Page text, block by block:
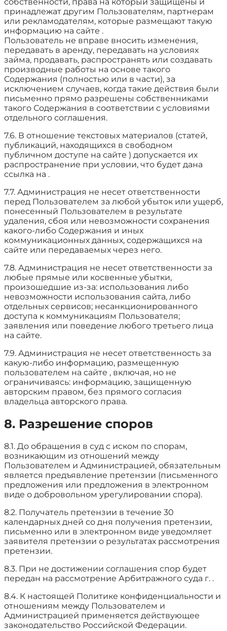
принадлежат другим Пользователям, партнерам
или рекламодателям, которые размещают такую
информацию на сайте .
Пользователь не вправе вносить изменения,
передавать в аренду, передавать на условиях
займа, продавать, распространять или создавать
производные работы на основе такого
Содержания (полностью или в части), за
исключением случаев, когда такие действия были
письменно прямо разрешены собственниками
такого Содержания в соответствии с условиями
отдельного соглашения.
7.6. В отношение текстовых материалов (статей,
публикаций, находящихся в свободном
публичном доступе на сайте ) допускается их
распространение при условии, что будет дана
ссылка на .
7.7. Администрация не несет ответственности
перед Пользователем за любой убыток или ущерб,
понесенный Пользователем в результате
удаления, сбоя или невозможности сохранения
какого-либо Содержания и иных
коммуникационных данных, содержащихся на
сайте или передаваемых через него.
7.8. Администрация не несет ответственности за
любые прямые или косвенные убытки,
произошедшие из-за: использования либо
невозможности использования сайта, либо
отдельных сервисов; несанкционированного
доступа к коммуникациям Пользователя;
заявления или поведение любого третьего лица
на сайте.
7.9. Администрация не несет ответственность за
какую-либо информацию, размещенную
пользователем на сайте , включая, но не
ограничиваясь: информацию, защищенную
авторским правом, без прямого согласия
владельца авторского права.
8. Разрешение споров
8.1. До обращения в суд с иском по спорам,
возникающим из отношений между
Пользователем и Администрацией, обязательным
является предъявление претензии (письменного
предложения или предложения в электронном
виде о добровольном урегулировании спора).
8.2. Получатель претензии в течение 30
календарных дней со дня получения претензии,
письменно или в электронном виде уведомляет
заявителя претензии о результатах рассмотрения
претензии.
8.3. При не достижении соглашения спор будет
передан на рассмотрение Арбитражного суда г. .
8.4. К настоящей Политике конфиденциальности и
отношениям между Пользователем и
Администрацией применяется действующее
законодательство Российской Федерации.